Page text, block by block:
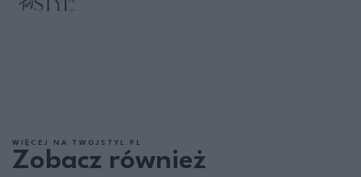
WIĘCEJ NA TWOJSTYL.PL
Zobacz również